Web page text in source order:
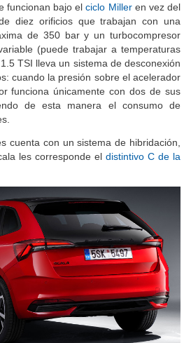
funcionan bajo elciclo Milleren vez del
diez orificios que trabajan con una
de 350 bar y un turbocompresor
(puede trabajar a temperaturas
TSI lleva un sistema de desconexión
cuando la presión sobre el acelerador
funciona únicamente con dos de sus
de esta manera el consumo de
cuenta con un sistema de hibridación,
les corresponde el distintivo C de la